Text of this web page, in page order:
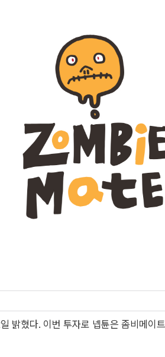
밝혔다. 이번 투자로 넵튠은 좀비메이